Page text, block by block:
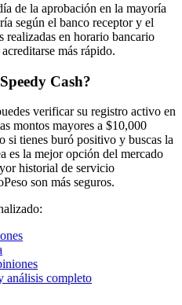
de la aprobación en la mayoría
según el banco receptor y el
en horario bancario
más rápido.
Cash?
verificar su registro activo en
montos mayores a $10,000
si tienes buró positivo y buscas la
es la mejor opción del mercado
historial de servicio
son más seguros.
completo